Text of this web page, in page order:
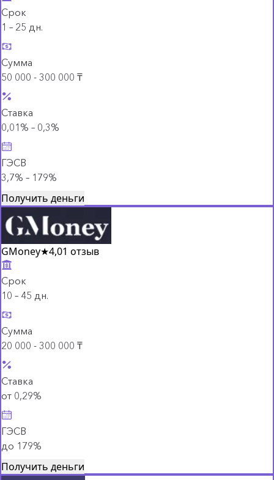
Срок
1 – 25 дн.
Сумма
50 000 - 300 000 ₸
Ставка
0,01% – 0,3%
ГЭСВ
3,7% – 179%
Получить деньги
GMoney★4,01 отзыв
Срок
10 – 45 дн.
Сумма
20 000 - 300 000 ₸
Ставка
от 0,29%
ГЭСВ
до 179%
Получить деньги